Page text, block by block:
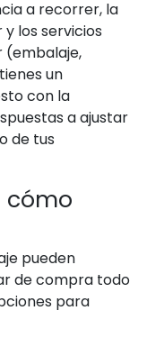
a recorrer, la
los servicios
(embalaje,
un
con la
a ajustar
de tus
cómo
pueden
de compra todo
para